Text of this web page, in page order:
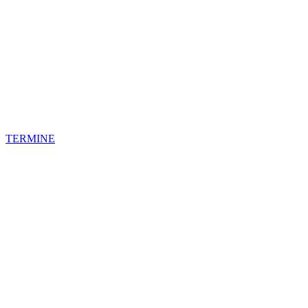
TERMINE